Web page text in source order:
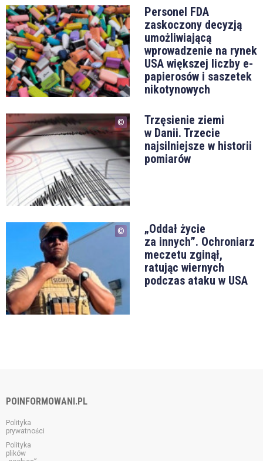
Personel FDA
zaskoczony decyzją
umożliwiającą
wprowadzenie na rynek
USA większej liczby e-
papierosów i saszetek
nikotynowych
Trzęsienie ziemi
w Danii. Trzecie
najsilniejsze w historii
pomiarów
„Oddał życie
za innych”. Ochroniarz
meczetu zginął,
ratując wiernych
podczas ataku w USA
POINFORMOWANI.PL
Polityka
prywatności
Polityka
plików